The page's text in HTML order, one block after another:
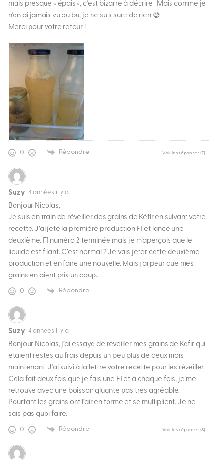
mais presque « épais », c’est bizarre à décrire ! Mais comme je
n’en ai jamais vu ou bu, je ne suis sure de rien 😅
Merci pour votre retour !
0 Répondre Voir les réponses(7)
Suzy 4 années il y a
Bonjour Nicolas,
Je suis en train de réveiller des grains de Kéfir en suivant votre
recette. J’ai jeté la première production F1 et lancé une
deuxième. F1 numéro 2 terminée mais je m’aperçois que le
liquide est filant. C’est normal ? Je vais jeter cette deuxième
production et en faire une nouvelle. Mais j’ai peur que mes
grains en aient pris un coup…
0 Répondre
Suzy 4 années il y a
Bonjour Nicolas, j’ai essayé de réveiller mes grains de Kéfir qui
étaient restés au frais depuis un peu plus de deux mois
maintenant. J’ai suivi à la lettre votre recette pour les réveiller.
Cela fait deux fois que je fais une F1 et à chaque fois, je me
retrouve avec une boisson gluante pas très agréable.
Pourtant les grains ont l’air en forme et se multiplient. Je ne
sais pas quoi faire.
0 Répondre Voir les réponses(8)